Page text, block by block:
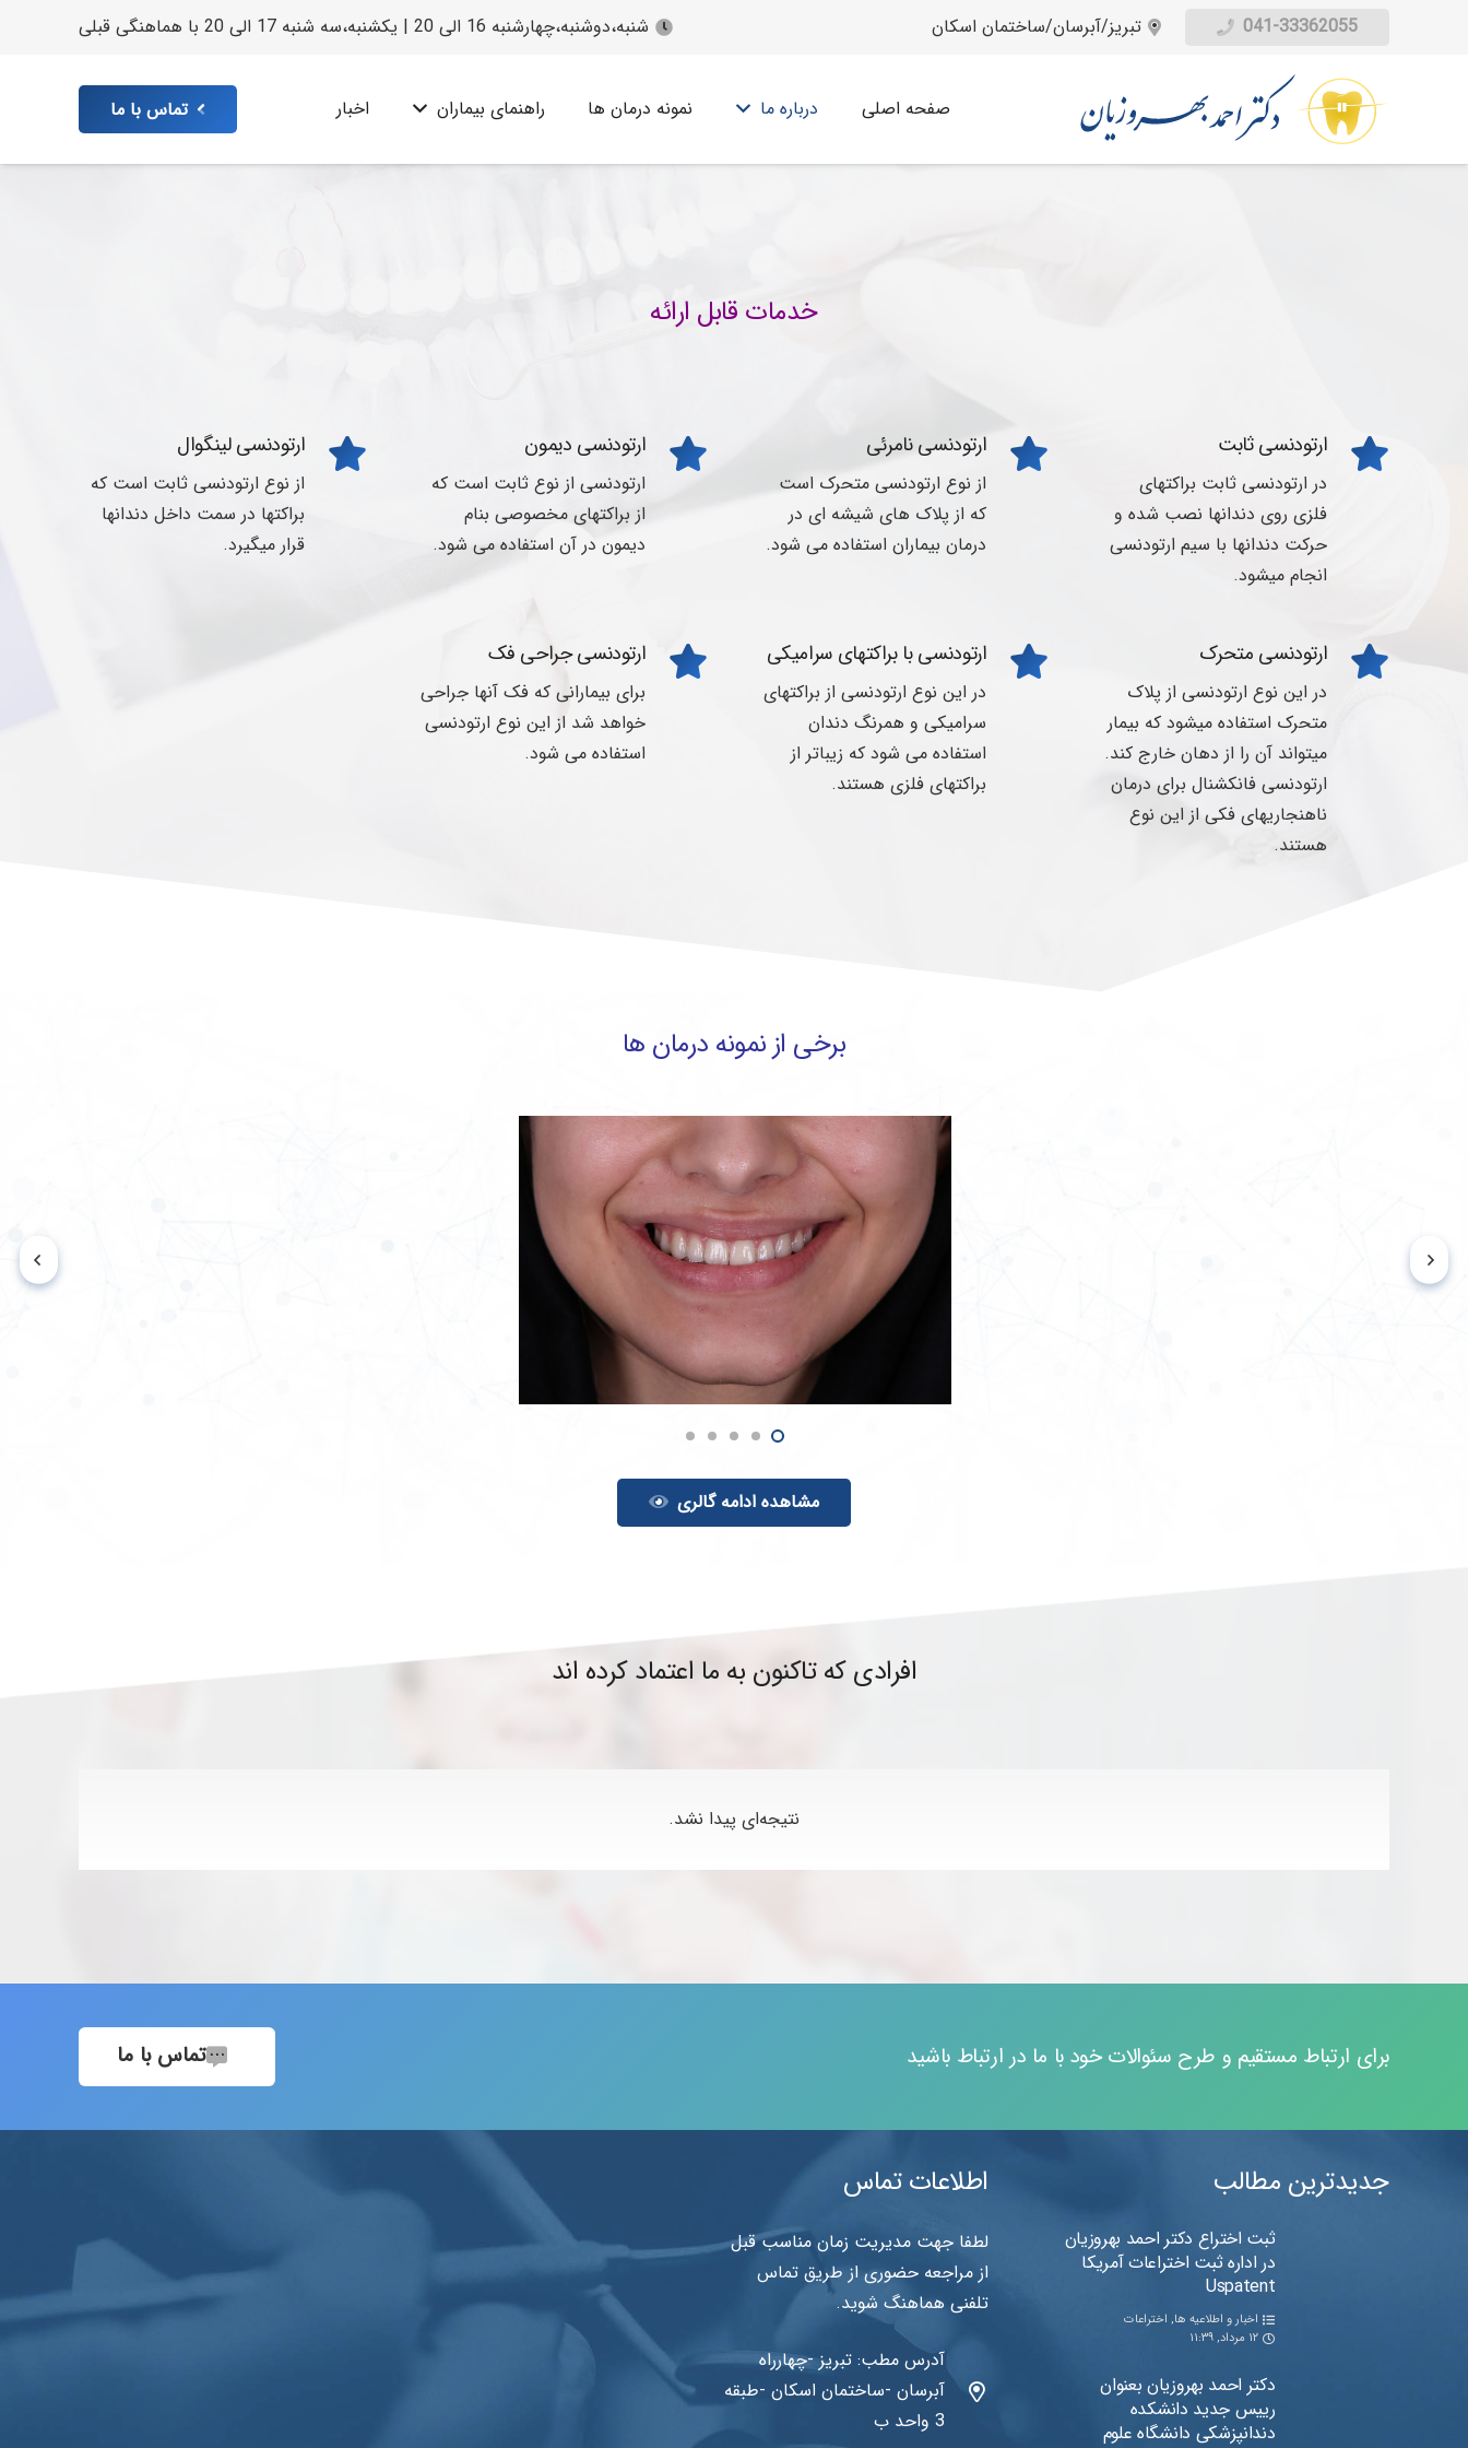
041-33362055 تبریز/آبرسان/ساختمان اسکان شنبه،دوشنبه،چهارشنبه 16 الی 20 | یکشنبه،سه شنبه 17 الی 20 با هماهنگی قبلی
صفحه اصلی درباره ما نمونه درمان ها راهنمای بیماران اخبار تماس با ما
خدمات قابل ارائه
ارتودنسی ثابت
در ارتودنسی ثابت براکتهای
فلزی روی دندانها نصب شده و
حرکت دندانها با سیم ارتودنسی
انجام میشود.
ارتودنسی نامرئی
از نوع ارتودنسی متحرک است
که از پلاک های شیشه ای در
درمان بیماران استفاده می شود.
ارتودنسی دیمون
ارتودنسی از نوع ثابت است که
از براکتهای مخصوصی بنام
دیمون در آن استفاده می شود.
ارتودنسی لینگوال
از نوع ارتودنسی ثابت است که
براکتها در سمت داخل دندانها
قرار میگیرد.
ارتودنسی متحرک
در این نوع ارتودنسی از پلاک
متحرک استفاده میشود که بیمار
میتواند آن را از دهان خارج کند.
ارتودنسی فانکشنال برای درمان
ناهنجاریهای فکی از این نوع
هستند.
ارتودنسی با براکتهای سرامیکی
در این نوع ارتودنسی از براکتهای
سرامیکی و همرنگ دندان
استفاده می شود که زیباتر از
براکتهای فلزی هستند.
ارتودنسی جراحی فک
برای بیمارانی که فک آنها جراحی
خواهد شد از این نوع ارتودنسی
استفاده می شود.
برخی از نمونه درمان ها
مشاهده ادامه گالری
افرادی که تاکنون به ما اعتماد کرده اند
نتیجه‌ای پیدا نشد.
برای ارتباط مستقیم و طرح سئوالات خود با ما در ارتباط باشید تماس با ما
جدیدترین مطالب
ثبت اختراع دکتر احمد بهروزیان
در اداره ثبت اختراعات آمریکا
Uspatent
اخبار و اطلاعیه ها, اختراعات
۱۲ مرداد, ۱۱:۳۹
دکتر احمد بهروزیان بعنوان
رییس جدید دانشکده
دندانپزشکی دانشگاه علوم
اطلاعات تماس
لطفا جهت مدیریت زمان مناسب قبل
از مراجعه حضوری از طریق تماس
تلفنی هماهنگ شوید.
آدرس مطب: تبریز -چهارراه
آبرسان -ساختمان اسکان -طبقه
3 واحد ب